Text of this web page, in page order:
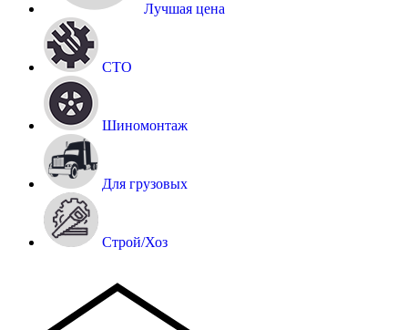
Лучшая цена
СТО
Шиномонтаж
Для грузовых
Строй/Хоз